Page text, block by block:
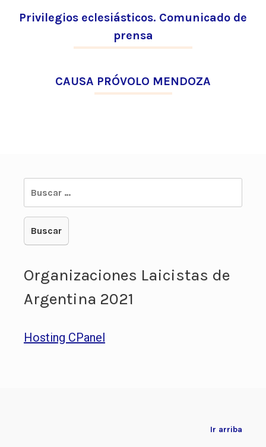
Privilegios eclesiásticos. Comunicado de
prensa
CAUSA PRÓVOLO MENDOZA
Buscar:
Organizaciones Laicistas de
Argentina 2021
Hosting CPanel
Ir arriba